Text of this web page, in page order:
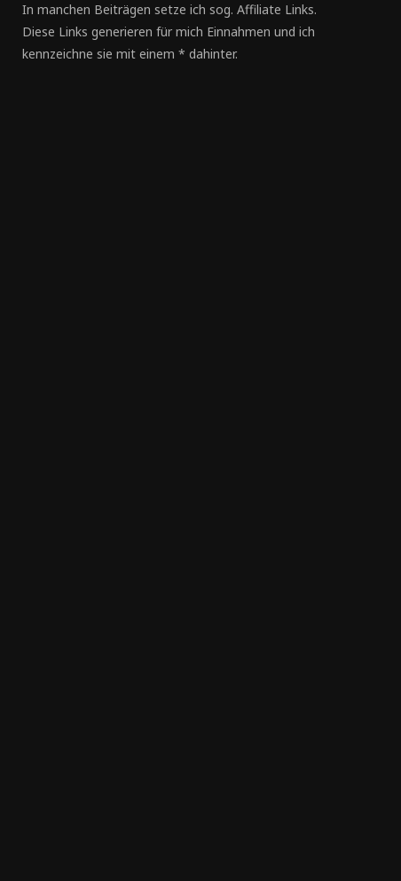
In manchen Beiträgen setze ich sog. Affiliate Links.
Diese Links generieren für mich Einnahmen und ich
kennzeichne sie mit einem * dahinter.